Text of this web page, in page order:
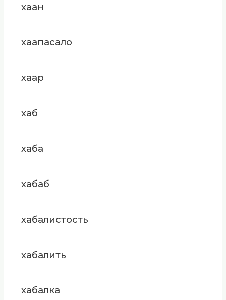
хаан
хаапасало
хаар
хаб
хаба
хабаб
хабалистость
хабалить
хабалка